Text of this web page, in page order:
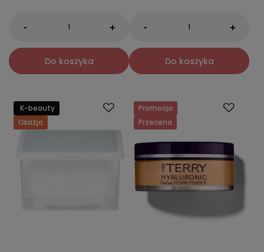
- +
Do koszyka
- +
Do koszyka
K-beauty
Okazja
Promocja
Przecena